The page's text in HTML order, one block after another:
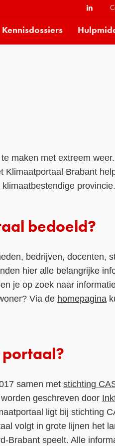
Kennisdossiers
maken met extreem
Brabant
provincie.
bedoeld?
bedrijven, docenten,
hier alle belangrijke
je op zoek naar
Via de homepagina
portaal?
samen met stichting
geschreven door
ligt bij stichting
volgt in grote lijnen het
Brabant speelt. Alle